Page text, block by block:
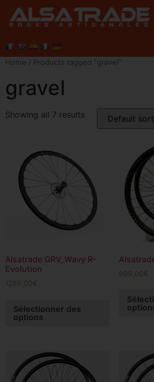
Home / Products tagged “gravel”
gravel
Showing all 7 results
Alsatrade GRV_Wavy R-
Evolution
1299,00 €
Sélectionner des
options
999,00 €